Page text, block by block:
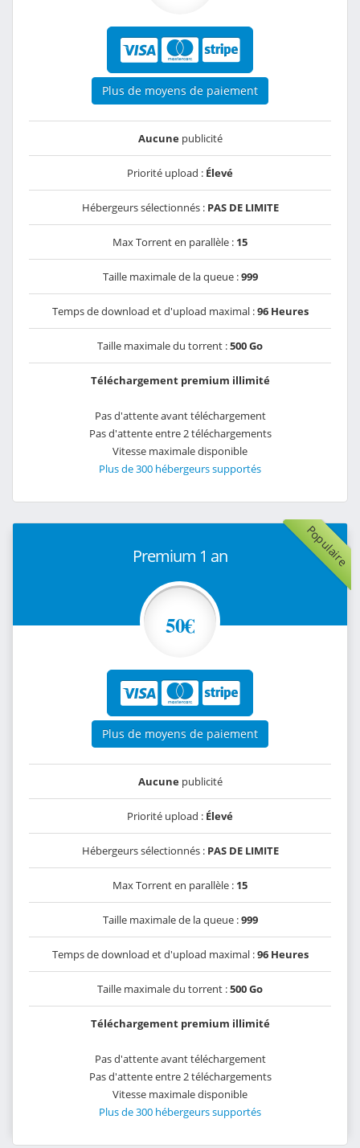
Plus de moyens de paiement
Aucunepublicité
Priorité upload : Élevé
Hébergeurs sélectionnés : PAS DE LIMITE
Max Torrent en parallèle : 15
Taille maximale de la queue :999
Temps de download et d'upload maximal :96 Heures
Taille maximale du torrent :500 Go
Téléchargement premium illimité
Pas d'attente avant téléchargement
Pas d'attente entre 2 téléchargements
Vitesse maximale disponible
Plus de 300 hébergeurs supportés
Populaire
Premium 1 an
50€
Plus de moyens de paiement
Aucunepublicité
Priorité upload : Élevé
Hébergeurs sélectionnés : PAS DE LIMITE
Max Torrent en parallèle : 15
Taille maximale de la queue :999
Temps de download et d'upload maximal :96 Heures
Taille maximale du torrent :500 Go
Téléchargement premium illimité
Pas d'attente avant téléchargement
Pas d'attente entre 2 téléchargements
Vitesse maximale disponible
Plus de 300 hébergeurs supportés